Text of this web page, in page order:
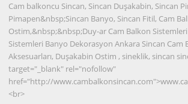
Cam balkoncu Sincan, Sincan Duşakabin, Sincan
Pimapen&nbsp;Sincan Banyo, Sincan Fitil, Cam
Ostim,&nbsp;&nbsp;Duy-ar Cam Balkon Sistemleri
Sistemleri Banyo Dekorasyon Ankara Sincan Cam
Aksesuarları, Duşakabin Ostim , sineklik, sincan
target="_blank" rel="nofollow"
href="http://
<br>